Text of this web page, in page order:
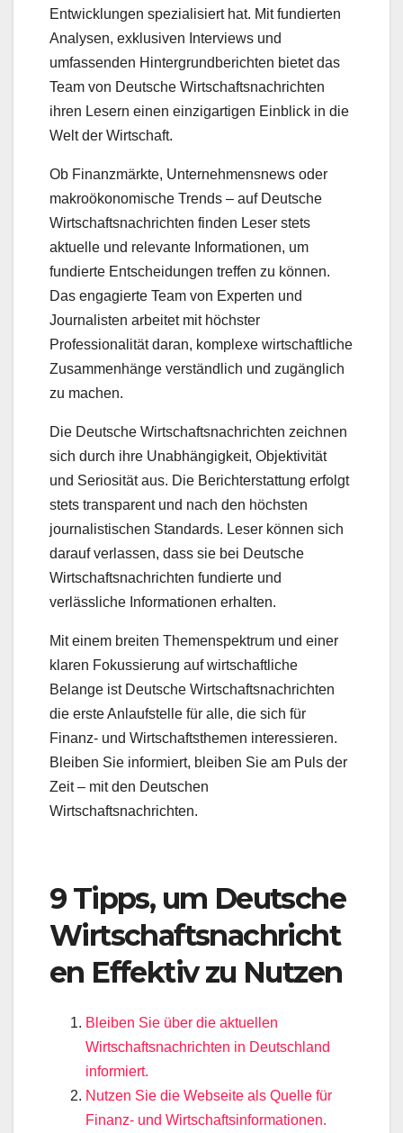
Entwicklungen spezialisiert hat. Mit fundierten
Analysen, exklusiven Interviews und
umfassenden Hintergrundberichten bietet das
Team von Deutsche Wirtschaftsnachrichten
ihren Lesern einen einzigartigen Einblick in die
Welt der Wirtschaft.
Ob Finanzmärkte, Unternehmensnews oder
makroökonomische Trends – auf Deutsche
Wirtschaftsnachrichten finden Leser stets
aktuelle und relevante Informationen, um
fundierte Entscheidungen treffen zu können.
Das engagierte Team von Experten und
Journalisten arbeitet mit höchster
Professionalität daran, komplexe wirtschaftliche
Zusammenhänge verständlich und zugänglich
zu machen.
Die Deutsche Wirtschaftsnachrichten zeichnen
sich durch ihre Unabhängigkeit, Objektivität
und Seriosität aus. Die Berichterstattung erfolgt
stets transparent und nach den höchsten
journalistischen Standards. Leser können sich
darauf verlassen, dass sie bei Deutsche
Wirtschaftsnachrichten fundierte und
verlässliche Informationen erhalten.
Mit einem breiten Themenspektrum und einer
klaren Fokussierung auf wirtschaftliche
Belange ist Deutsche Wirtschaftsnachrichten
die erste Anlaufstelle für alle, die sich für
Finanz- und Wirtschaftsthemen interessieren.
Bleiben Sie informiert, bleiben Sie am Puls der
Zeit – mit den Deutschen
Wirtschaftsnachrichten.
9 Tipps, um Deutsche
Wirtschaftsnachricht
en Effektiv zu Nutzen
Bleiben Sie über die aktuellen
Wirtschaftsnachrichten in Deutschland
informiert.
Nutzen Sie die Webseite als Quelle für
Finanz- und Wirtschaftsinformationen.